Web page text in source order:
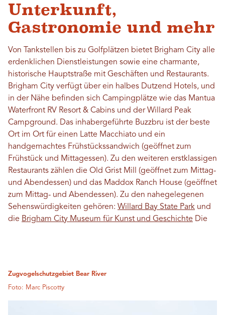
Unterkunft,
Gastronomie und mehr
Von Tankstellen bis zu Golfplätzen bietet Brigham City alle
erdenklichen Dienstleistungen sowie eine charmante,
historische Hauptstraße mit Geschäften und Restaurants.
Brigham City verfügt über ein halbes Dutzend Hotels, und
in der Nähe befinden sich Campingplätze wie das Mantua
Waterfront RV Resort & Cabins und der Willard Peak
Campground. Das inhabergeführte Buzzbru ist der beste
Ort im Ort für einen Latte Macchiato und ein
handgemachtes Frühstückssandwich (geöffnet zum
Frühstück und Mittagessen). Zu den weiteren erstklassigen
Restaurants zählen die Old Grist Mill (geöffnet zum Mittag-
und Abendessen) und das Maddox Ranch House (geöffnet
zum Mittag- und Abendessen). Zu den nahegelegenen
Sehenswürdigkeiten gehören: Willard Bay State Park und
die Brigham City Museum für Kunst und Geschichte Die
Zugvogelschutzgebiet Bear River
Foto: Marc Piscotty